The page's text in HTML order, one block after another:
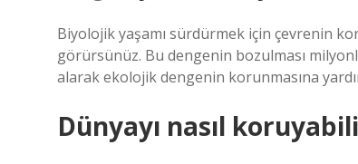
Biyolojik yaşamı sürdürmek için çevrenin
görürsünüz. Bu dengenin bozulması
alarak ekolojik dengenin korunmasına
Dünyayı nasıl